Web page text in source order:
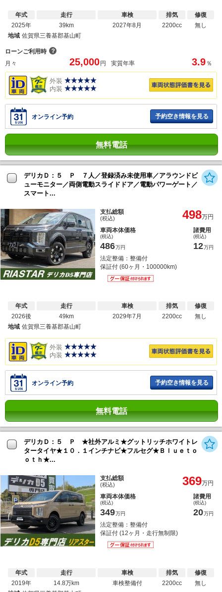
年式
2025年
走行
39km
車検
2027年8月
排気
2200cc
修復
無し
地域 佐賀県三養基郡基山町
ローンご利用時 ？
月々
25,000円 実質年率 3.9 ％
外装
内装
オンライン予約 予約空き情報を見る
無料電話
デリカＤ：５ Ｐ ７人／登録済み未使用車／アラウンドビ
ューモニター／両側電動スライドドア／電動パワーゲート／
スマート...
支払総額
(税込) 498万円
車両本体価格
(税込)
486万円
諸費用
(税込)
12万円
法定整備：整備付
保証付 (60ヶ月・100000km)
年式
2026後
走行
49km
車検
2029年7月
排気
2200cc
修復
無し
地域 佐賀県三養基郡基山町
外装
内装
オンライン予約 予約空き情報を見る
無料電話
デリカＤ：５ Ｐ ★社外アルミ★グットリッチホワイトレ
タータイヤ★１０．１インチナビ★フルセグ★Ｂｌｕｅｔｏ
ｏｔｈ★...
支払総額
(税込) 369万円
車両本体価格
(税込)
349万円
諸費用
(税込)
20万円
法定整備：整備付
保証付 (12ヶ月・走行無制限)
年式
2019年
走行
14.8万km
車検
車検整備付
排気
2200cc
修復
無し